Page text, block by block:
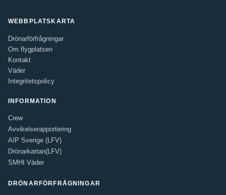
WEBBPLATSKARTA
Drönarförfrågningar
Om flygplatsen
Kontakt
Väder
Integritetspolicy
INFORMATION
Crew
Avvikelserapportering
AIP Sverige (LFV)
Drönarkartan(LFV)
SMHI Väder
DRÖNARFÖRFRÅGNINGAR